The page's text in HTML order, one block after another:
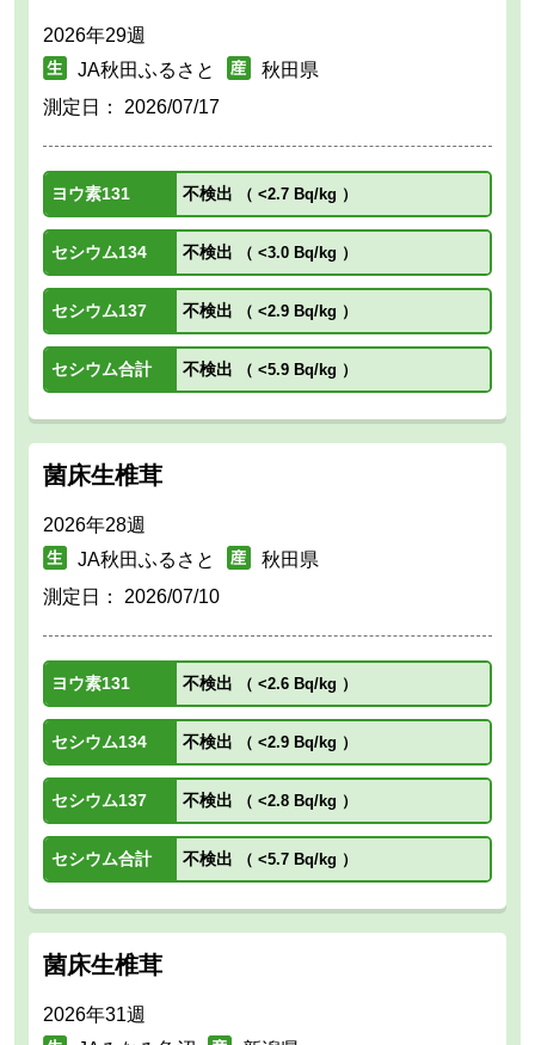
2026年29週
JA秋田ふるさと
秋田県
測定日： 2026/07/17
ヨウ素131 不検出 （ <2.7 Bq/kg ）
セシウム134 不検出 （ <3.0 Bq/kg ）
セシウム137 不検出 （ <2.9 Bq/kg ）
セシウム合計 不検出 （ <5.9 Bq/kg ）
菌床生椎茸
2026年28週
JA秋田ふるさと
秋田県
測定日： 2026/07/10
ヨウ素131 不検出 （ <2.6 Bq/kg ）
セシウム134 不検出 （ <2.9 Bq/kg ）
セシウム137 不検出 （ <2.8 Bq/kg ）
セシウム合計 不検出 （ <5.7 Bq/kg ）
菌床生椎茸
2026年31週